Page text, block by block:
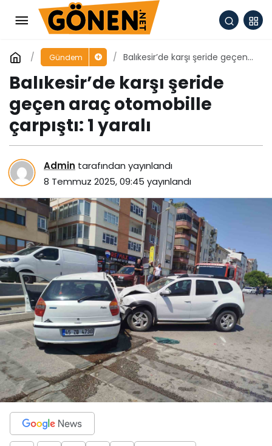
Gündem
Balıkesir’de karşı şeride geçen
Balıkesir’de karşı şeride
geçen araç otomobille
çarpıştı: 1 yaralı
Admin tarafından yayınlandı
8 Temmuz 2025, 09:45 yayınlandı